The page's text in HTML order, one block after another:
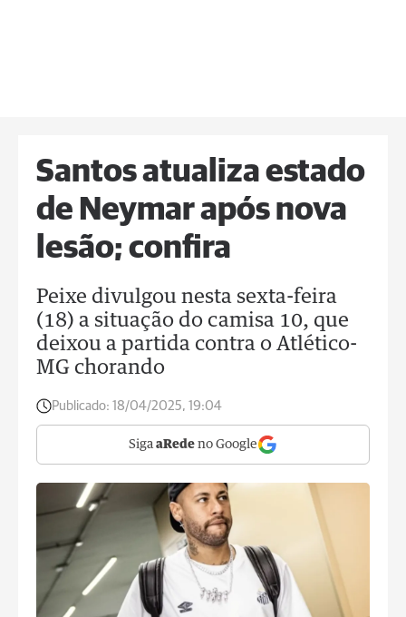
Santos atualiza estado
de Neymar após nova
lesão; confira
Peixe divulgou nesta sexta-feira
(18) a situação do camisa 10, que
deixou a partida contra o Atlético-
MG chorando
Publicado: 18/04/2025, 19:04
Siga aRede no Google